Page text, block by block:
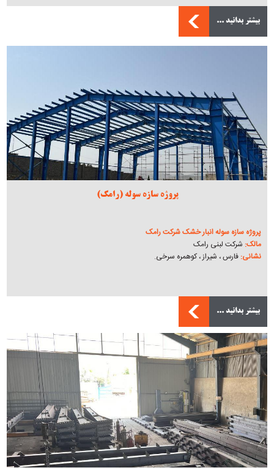
بیشتر بدانید ...
پروژه سازه سوله (رامک)
پروژه سازه سوله انبار خشک شرکت رامک
مالک: شرکت لبنی رامک
نشانی: فارس ، شیراز ، کوهمره سرخی.
بیشتر بدانید ...